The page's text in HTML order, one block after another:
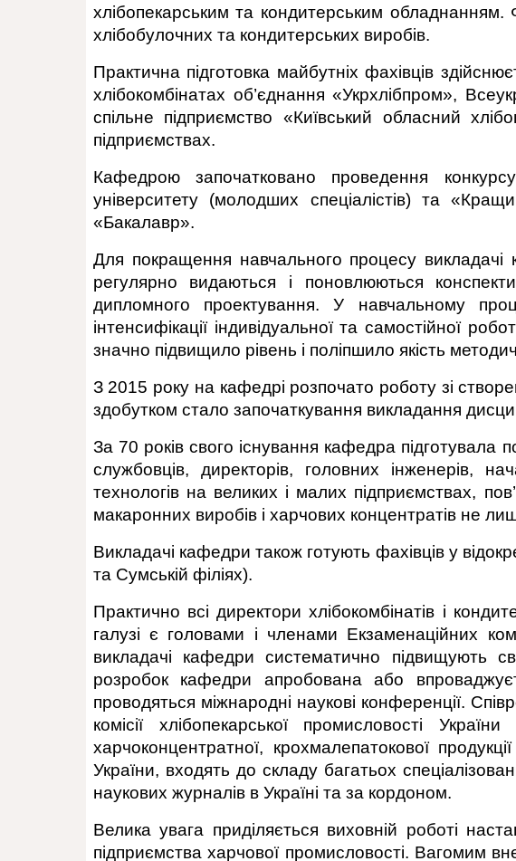
хлібопекарським та кондитерським обладнанням.
хлібобулочних та кондитерських виробів.
Практична підготовка майбутніх фахівців
хлібокомбінатах об’єднання «Укрхлібпром»,
спільне підприємство «Київський обласний
підприємствах.
Кафедрою започатковано проведення
університету (молодших спеціалістів) та
«Бакалавр».
Для покращення навчального процесу викладачі
регулярно видаються і поновлюються
дипломного проектування. У навчальному
інтенсифікації індивідуальної та самостійної
значно підвищило рівень і поліпшило якість
З 2015 року на кафедрі розпочато роботу зі
здобутком стало започаткування викладання
За 70 років свого існування кафедра підготувала
службовців, директорів, головних інженерів,
технологів на великих і малих підприємствах,
макаронних виробів і харчових концентратів не
Викладачі кафедри також готують фахівців у
та Сумській філіях).
Практично всі директори хлібокомбінатів і
галузі є головами і членами Екзаменаційних
викладачі кафедри систематично підвищують
розробок кафедри апробована або
проводяться міжнародні наукові конференції.
комісії хлібопекарської промисловості
харчоконцентратної, крохмалепатокової
України, входять до складу багатьох
наукових журналів в Україні та за кордоном.
Велика увага приділяється виховній роботі
підприємства харчової промисловості. Вагомим